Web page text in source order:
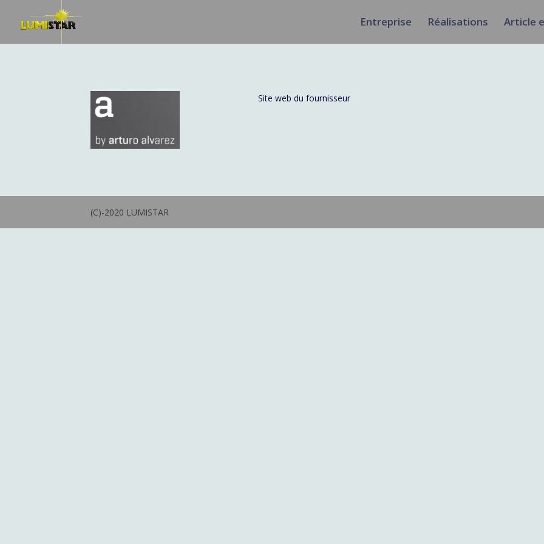
Entreprise Réalisations Article
Site web du fournisseur
(C)-2020 LUMISTAR